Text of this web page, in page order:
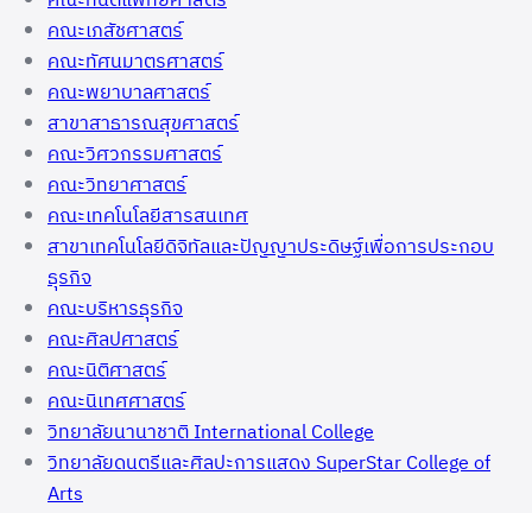
คณะเภสัชศาสตร์
คณะทัศนมาตรศาสตร์
คณะพยาบาลศาสตร์
สาขาสาธารณสุขศาสตร์
คณะวิศวกรรมศาสตร์
คณะวิทยาศาสตร์
คณะเทคโนโลยีสารสนเทศ
สาขาเทคโนโลยีดิจิทัลและปัญญาประดิษฐ์เพื่อการประกอบ
ธุรกิจ
คณะบริหารธุรกิจ
คณะศิลปศาสตร์
คณะนิติศาสตร์
คณะนิเทศศาสตร์
วิทยาลัยนานาชาติ International College
วิทยาลัยดนตรีและศิลปะการแสดง SuperStar College of
Arts